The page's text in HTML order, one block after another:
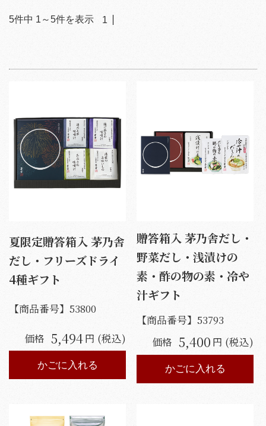
5件中 1 ～5件を表示 1
夏限定贈答箱入 茅乃舎
だし・フリーズドライ
4種ギフト
【商品番号】 53800
価格 5,494円 (税込)
かごに入れる
贈答箱入 茅乃舎だし・
野菜だし・浅漬けの
素・酢の物の素・冷や
汁ギフト
【商品番号】53793
価格 5,400 円 (税込)
かごに入れる